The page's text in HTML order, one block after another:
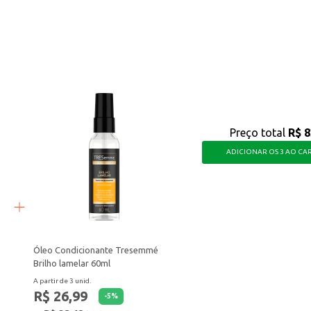
Óleo Condicionante Tresemmé
Brilho lamelar 60ml
A partir de 3 unid.
R$ 26,99 -5%
Preço total R$
ADICIONAR OS 3 AO